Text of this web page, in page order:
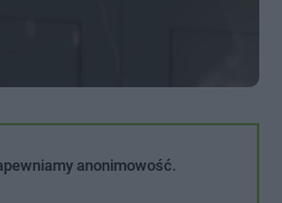
anonimowość.